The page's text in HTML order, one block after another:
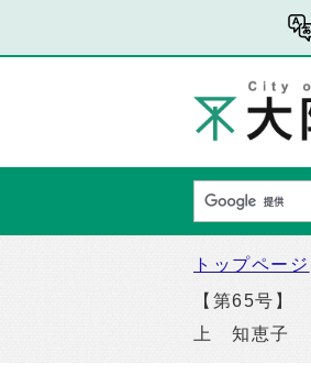
トップページ
【第65号
上 知恵子